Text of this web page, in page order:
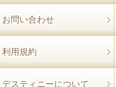
お問い合わせ
利用規約
デスティニーについて